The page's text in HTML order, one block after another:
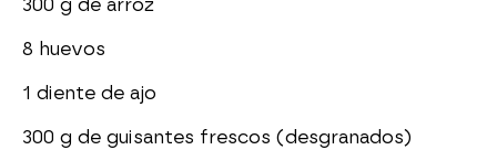
300 g de arroz
8 huevos
1 diente de ajo
300 g de guisantes frescos (desgranados)